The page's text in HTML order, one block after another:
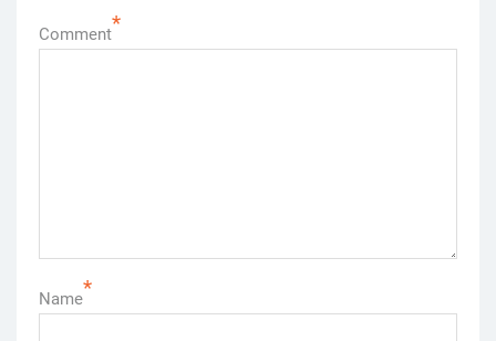
Comment*
Name*